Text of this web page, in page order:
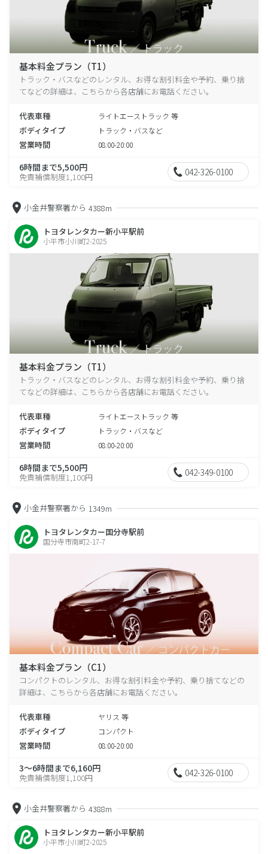
基本料金プラン（T1）
トラック・バスなどのレンタル、お得な割引料金や予約、乗り捨
てなどの詳細は、こちらから各店舗にお電話ください。
代表車種 ライトエーストラック 等
ボディタイプ トラック・バスなど
営業時間 08:00-20:00
6時間まで5,500円
免責補償制度1,100円 042-326-0100
小金井警察署から 4388m
トヨタレンタカー新小平駅前
小平市小川町2-2025
基本料金プラン（T1）
トラック・バスなどのレンタル、お得な割引料金や予約、乗り捨
てなどの詳細は、こちらから各店舗にお電話ください。
代表車種 ライトエーストラック 等
ボディタイプ トラック・バスなど
営業時間 08:00-20:00
6時間まで5,500円
免責補償制度1,100円 042-349-0100
小金井警察署から 1349m
トヨタレンタカー国分寺駅前
国分寺市南町2-17-7
基本料金プラン（C1）
コンパクトのレンタル、お得な割引料金や予約、乗り捨てなどの
詳細は、こちらから各店舗にお電話ください。
代表車種 ヤリス 等
ボディタイプ コンパクト
営業時間 08:00-20:00
3～6時間まで6,160円
免責補償制度1,100円 042-326-0100
小金井警察署から 4388m
トヨタレンタカー新小平駅前
小平市小川町2-2025